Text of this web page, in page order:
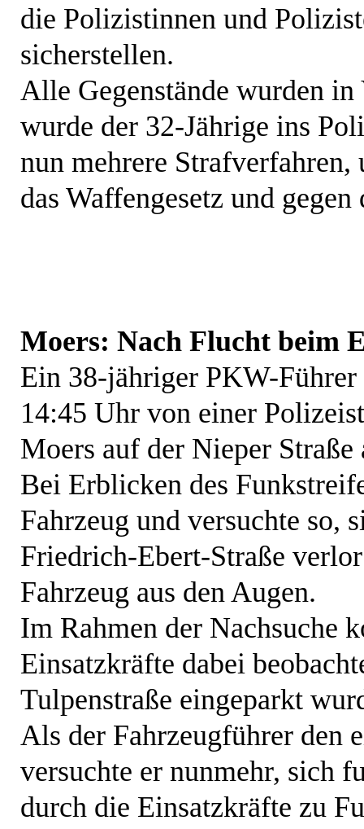
die Polizistinnen und
sicherstellen.
Alle Gegenstände wurden
wurde der 32-Jährige ins
nun mehrere Strafverfahren,
das Waffengesetz und
Moers: Nach Flucht beim
Ein 38-jähriger PKW-Führer
14:45 Uhr von einer
Moers auf der Nieper
Bei Erblicken des
Fahrzeug und versuchte so,
Friedrich-Ebert-Straße
Fahrzeug aus den Augen.
Im Rahmen der Nachsuche
Einsatzkräfte dabei
Tulpenstraße eingeparkt
Als der Fahrzeugführer den
versuchte er nunmehr, sich
durch die Einsatzkräfte zu